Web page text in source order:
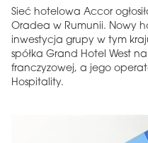
Sieć hotelowa Accor
Oradea w Rumunii. Nowy
inwestycja grupy w tym
spółka Grand Hotel West
franczyzowej, a jego
Hospitality.